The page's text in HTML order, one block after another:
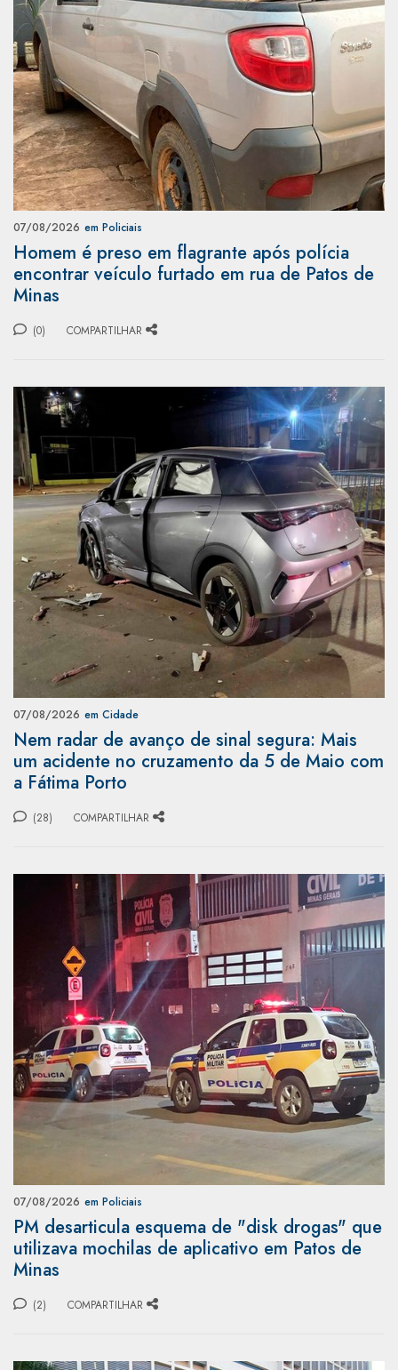
07/08/2026 em Policiais
Homem é preso em flagrante após polícia
encontrar veículo furtado em rua de Patos de
Minas
(0) COMPARTILHAR
07/08/2026 em Cidade
Nem radar de avanço de sinal segura: Mais
um acidente no cruzamento da 5 de Maio com
a Fátima Porto
(28) COMPARTILHAR
07/08/2026 em Policiais
PM desarticula esquema de "disk drogas" que
utilizava mochilas de aplicativo em Patos de
Minas
(2) COMPARTILHAR